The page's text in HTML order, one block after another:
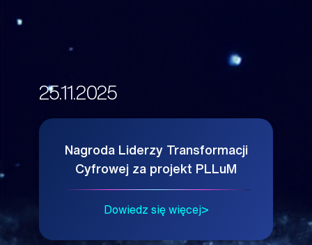
25.11.2025
Nagroda Liderzy Transformacji
Cyfrowej za projekt PLLuM
Dowiedz się więcej